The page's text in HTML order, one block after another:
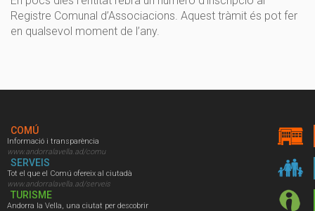
Registre Comunal d’Associacions. Aquest tràmit és pot fer
en qualsevol moment de l’any.
COMÚ
Informació i transparència
www.andorralavella.ad/comu
SERVEIS
Tot el que el Comú ofereix al ciutadà
www.andorralavella.ad/serveis
TURISME
Andorra la Vella, una ciutat per descobrir